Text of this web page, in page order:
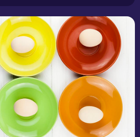
จานสีอะไรทำให้อยากอาหารเพิ่มขึ้น